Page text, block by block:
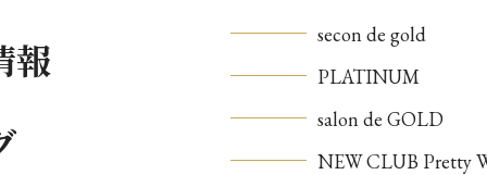
報
secon de gold
PLATINUM
salon de GOLD
NEW CLUB Pretty